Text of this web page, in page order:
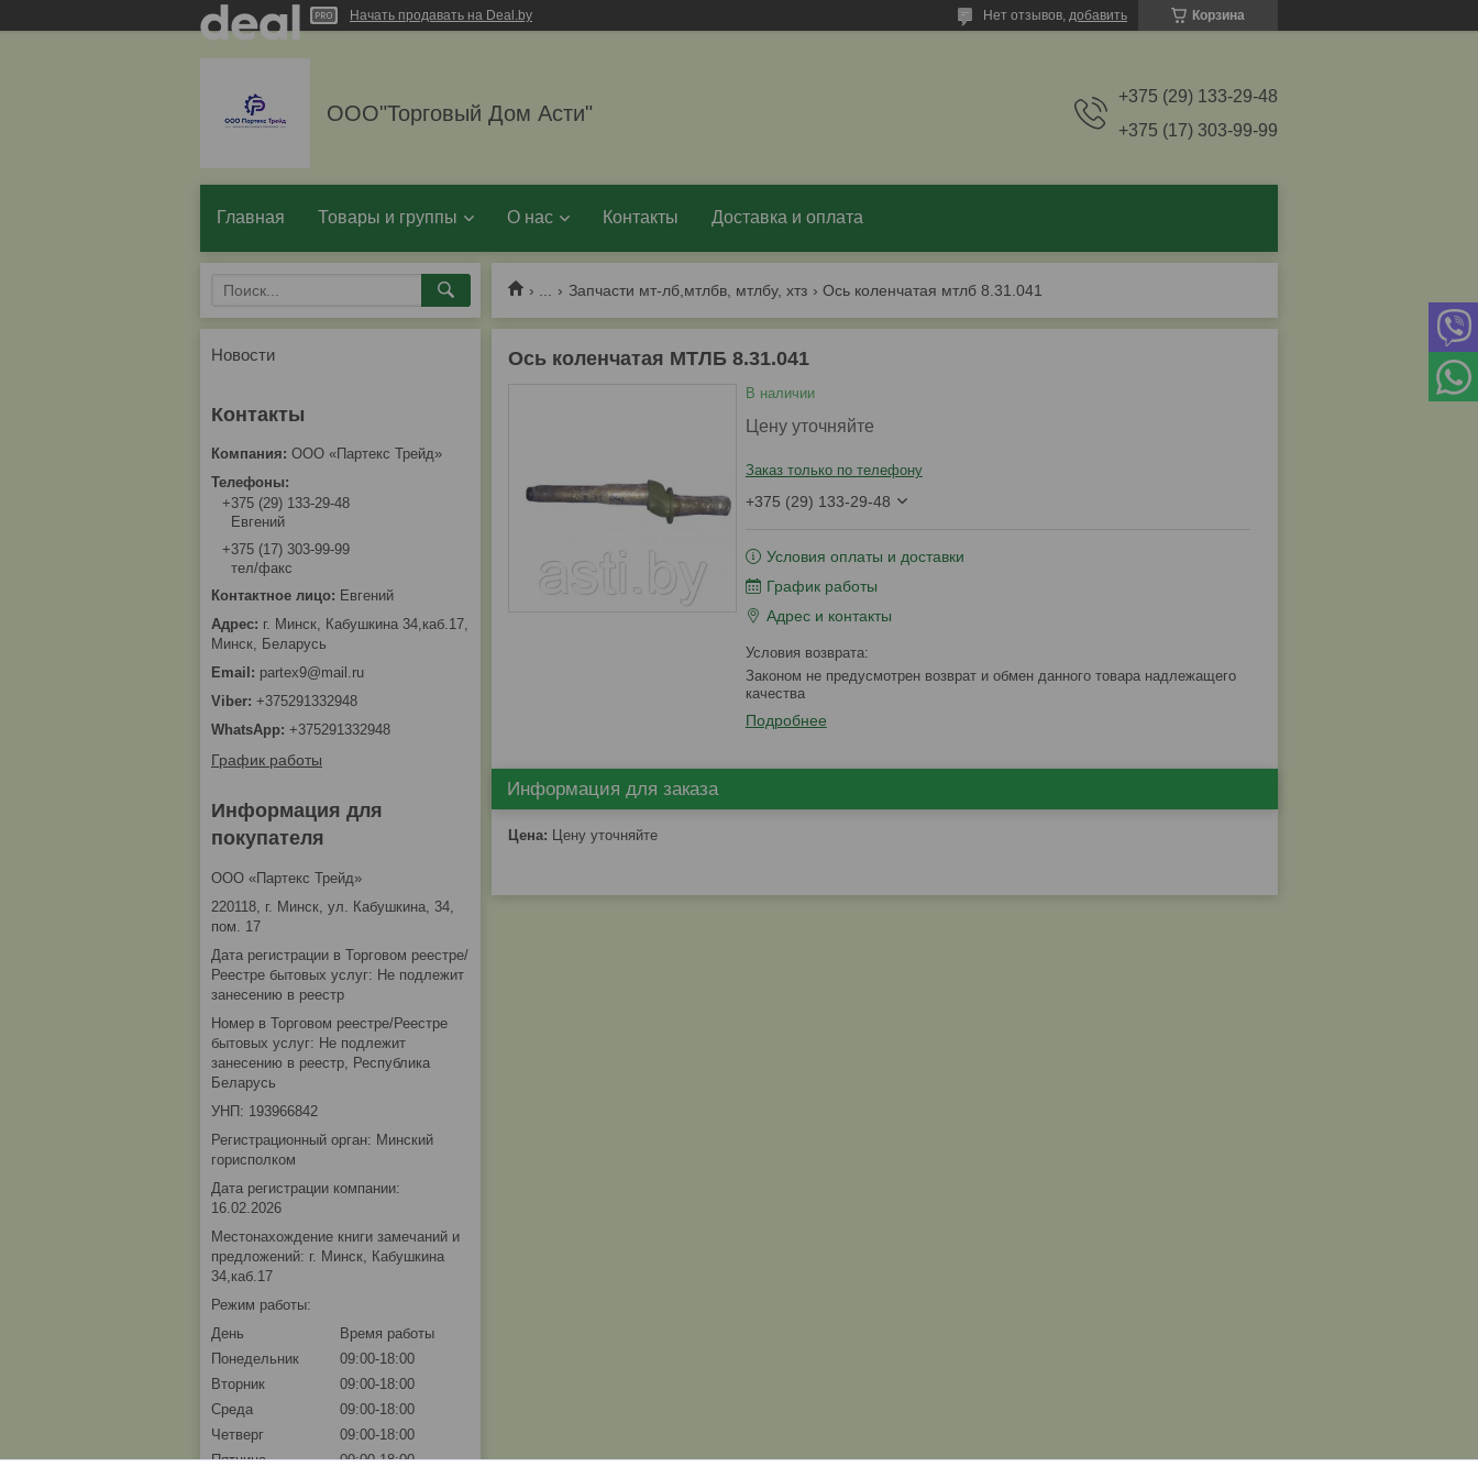
Начать продавать на Deal.by Корзина
Нет отзывов, добавить
ООО"Торговый Дом Асти"
+375 (29) 133-29-48
+375 (17) 303-99-99
Главная Товары и группы О нас Контакты Доставка и оплата
Запчасти мт-лб,мтлбв, мтлбу, хтз Ось коленчатая мтлб 8.31.041
Ось коленчатая МТЛБ 8.31.041
В наличии
Цену уточняйте
Заказ только по телефону
+375 (29) 133-29-48
Условия оплаты и доставки
График работы
Адрес и контакты
Законом не предусмотрен возврат и обмен данного товара надлежащего
качества
Подробнее
Информация для заказа
Цена: Цену уточняйте
Новости
ООО «Партекс Трейд»
+375 (29) 133-29-48
Евгений
+375 (17) 303-99-99
тел/факс
Евгений
г. Минск, Кабушкина 34,каб.17,
Минск, Беларусь
partex9@mail.ru
+375291332948
+375291332948
График работы
Информация для
покупателя
ООО «Партекс Трейд»
220118, г. Минск, ул. Кабушкина, 34,
пом. 17
Дата регистрации в Торговом реестре/
Реестре бытовых услуг: Не подлежит
занесению в реестр
Номер в Торговом реестре/Реестре
бытовых услуг: Не подлежит
занесению в реестр, Республика
Беларусь
УНП: 193966842
Регистрационный орган: Минский
горисполком
Дата регистрации компании:
16.02.2026
Местонахождение книги замечаний и
предложений: г. Минск, Кабушкина
34,каб.17
Режим работы:
День
Время работы
Понедельник
09:00-18:00
Вторник
09:00-18:00
Среда
09:00-18:00
Четверг
09:00-18:00
Пятница
09:00-18:00